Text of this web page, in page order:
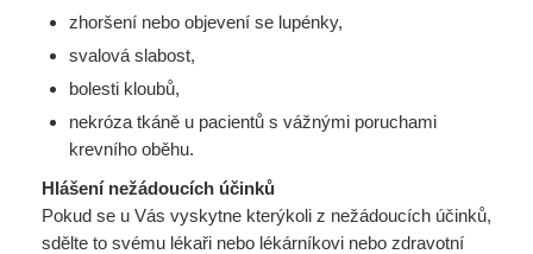
zhoršení nebo objevení se lupénky,
svalová slabost,
bolesti kloubů,
nekróza tkáně u pacientů s vážnými poruchami
krevního oběhu.
Hlášení nežádoucích účinků
Pokud se u Vás vyskytne kterýkoli z nežádoucích účinků,
sdělte to svému lékaři nebo lékárníkovi nebo zdravotní